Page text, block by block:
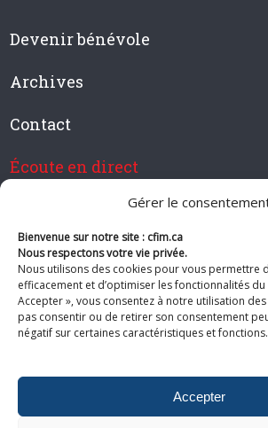
Gérer le
Bienvenue sur notre site : cfim.ca
Nous respectons votre vie privée.
Nous utilisons des cookies pour vous permettre
efficacement et d’optimiser les fonctionnalités du
Accepter », vous consentez à notre utilisation
pas consentir ou de retirer son consentement
négatif sur certaines caractéristiques et fonctions.
Accepter
Devenir bénévole
Archives
Contact
Écoute en direct
Devenir membre de CFIM
Suivez-nous